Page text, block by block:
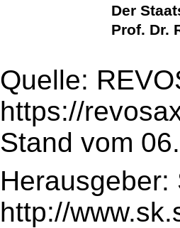
Der
Prof. Dr.
Quelle:
https://
Stand vom
http://